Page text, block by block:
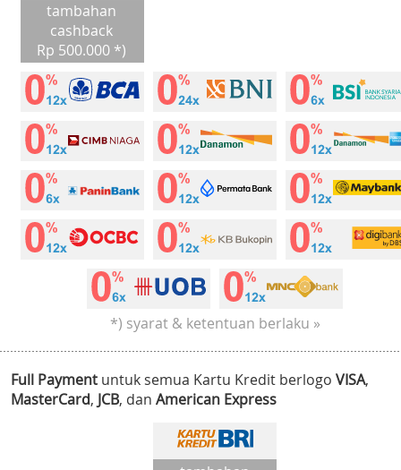
tambahan
cashback
Rp 500.000 *)
*) syarat & ketentuan berlaku »
Full Payment untuk semua Kartu Kredit berlogo VISA,
MasterCard, JCB, dan American Express